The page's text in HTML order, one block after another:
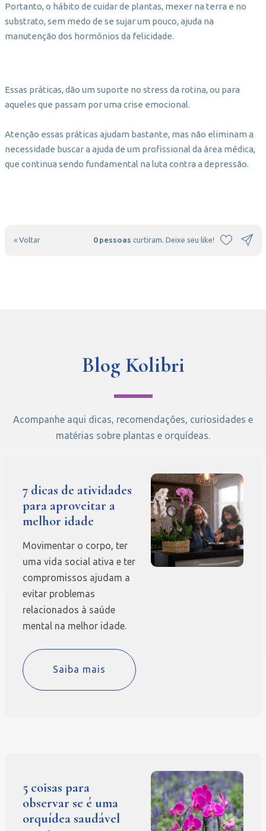
Portanto, o hábito de cuidar de plantas, mexer na terra e no
substrato, sem medo de se sujar um pouco, ajuda na
manutenção dos hormônios da felicidade.
Essas práticas, dão um suporte no stress da rotina, ou para
aqueles que passam por uma crise emocional.
Atenção essas práticas ajudam bastante, mas não eliminam a
necessidade buscar a ajuda de um profissional da área médica,
que continua sendo fundamental na luta contra a depressão.
« Voltar 0 pessoas curtiram. Deixe seu like!
Blog Kolibri
Acompanhe aqui dicas, recomendações, curiosidades e
matérias sobre plantas e orquídeas.
7 dicas de atividades
para aproveitar a
melhor idade
Movimentar o corpo, ter
uma vida social ativa e ter
compromissos ajudam a
evitar problemas
relacionados à saúde
mental na melhor idade.
Saiba mais
5 coisas para
observar se é uma
orquídea saudável